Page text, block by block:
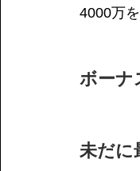
4000万
ボーナ
未だに